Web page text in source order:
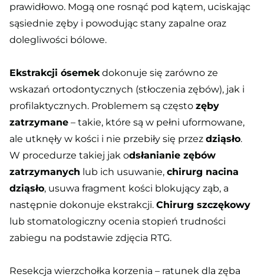
prawidłowo. Mogą one rosnąć pod kątem, uciskając
sąsiednie zęby i powodując stany zapalne oraz
dolegliwości bólowe.
Ekstrakcji ósemek dokonuje się zarówno ze
wskazań ortodontycznych (stłoczenia zębów), jak i
profilaktycznych. Problemem są często zęby
zatrzymane – takie, które są w pełni uformowane,
ale utknęły w kości i nie przebiły się przez dziąsło.
W procedurze takiej jak odsłanianie zębów
zatrzymanych lub ich usuwanie, chirurg nacina
dziąsło, usuwa fragment kości blokujący ząb, a
następnie dokonuje ekstrakcji. Chirurg szczękowy
lub stomatologiczny ocenia stopień trudności
zabiegu na podstawie zdjęcia RTG.
Resekcja wierzchołka korzenia – ratunek dla zęba